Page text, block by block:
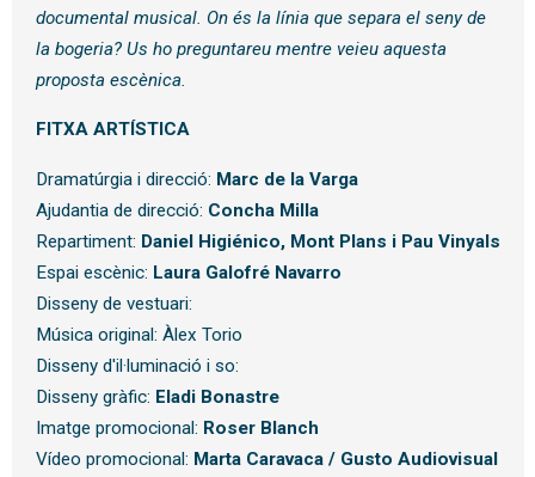
documental musical. On és la línia que separa el seny de
la bogeria? Us ho preguntareu mentre veieu aquesta
proposta escènica.
FITXA ARTÍSTICA
Dramatúrgia i direcció: Marc de la Varga
Ajudantia de direcció: Concha Milla
Repartiment: Daniel Higiénico, Mont Plans i Pau Vinyals
Espai escènic: Laura Galofré Navarro
Disseny de vestuari:
Música original: Àlex Torio
Disseny d'il·luminació i so:
Disseny gràfic: Eladi Bonastre
Imatge promocional: Roser Blanch
Vídeo promocional: Marta Caravaca / Gusto Audiovisual